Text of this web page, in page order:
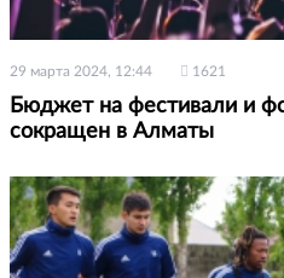
29 марта 2024, 12:44 1621
Бюджет на фестивали и
сокращен в Алматы